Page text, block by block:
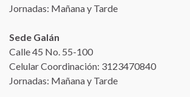
Jornadas: Mañana y Tarde
Sede Galán
Calle 45 No. 55-100
Celular Coordinación: 3123470840
Jornadas: Mañana y Tarde